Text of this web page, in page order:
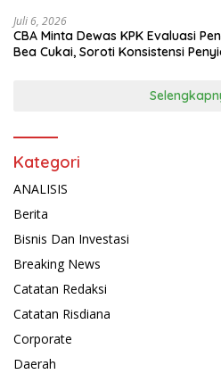
Juli 6, 2026
CBA Minta Dewas KPK Evaluasi
Bea Cukai, Soroti Konsistensi
Kategori
ANALISIS
Berita
Bisnis Dan Investasi
Breaking News
Catatan Redaksi
Catatan Risdiana
Corporate
Daerah